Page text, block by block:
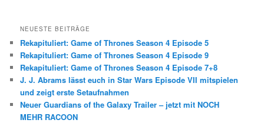
NEUESTE BEITRÄGE
Rekapituliert: Game of Thrones Season 4 Episode 5
Rekapituliert: Game of Thrones Season 4 Episode 9
Rekapituliert: Game of Thrones Season 4 Episode 7+8
J. J. Abrams lässt euch in Star Wars Episode VII mitspielen
und zeigt erste Setaufnahmen
Neuer Guardians of the Galaxy Trailer – jetzt mit NOCH
MEHR RACOON